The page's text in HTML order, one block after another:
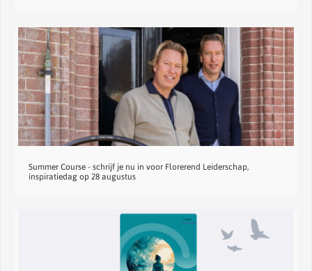
Summer Course - schrijf je nu in voor Florerend Leiderschap,
inspiratiedag op 28 augustus